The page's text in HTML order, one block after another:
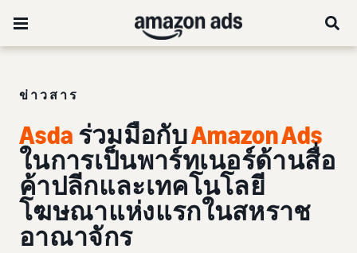
ข่าวสาร
Asda ร่วมมือกับAmazon Ads
ในการเป็นพาร์ทเนอร์ด้านสื่อ
ค้าปลีกและเทคโนโลยี
โฆษณาแห่งแรกในสหราช
อาณาจักร